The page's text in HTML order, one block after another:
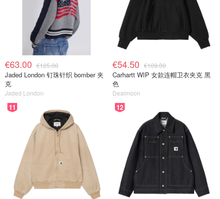
€63.00 €125.00
Jaded London 钉珠针织 bomber 夹
克
Jaded London
€54.50 €109.00
Carhartt WIP 女款连帽卫衣夹克 黑
色
Dealmoon
11 12